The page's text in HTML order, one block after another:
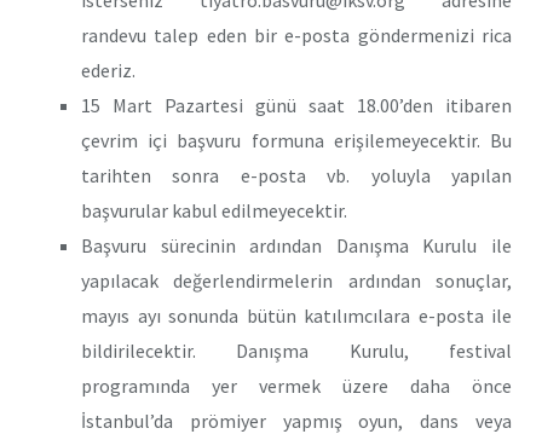
randevu talep eden bir e-posta göndermenizi rica
ederiz.
15 Mart Pazartesi günü saat 18.00’den itibaren
çevrim içi başvuru formuna erişilemeyecektir. Bu
tarihten sonra e-posta vb. yoluyla yapılan
başvurular kabul edilmeyecektir.
Başvuru sürecinin ardından Danışma Kurulu ile
yapılacak değerlendirmelerin ardından sonuçlar,
mayıs ayı sonunda bütün katılımcılara e-posta ile
bildirilecektir. Danışma Kurulu, festival
programında yer vermek üzere daha önce
İstanbul’da prömiyer yapmış oyun, dans veya